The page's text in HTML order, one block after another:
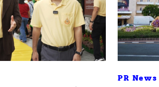
PR News